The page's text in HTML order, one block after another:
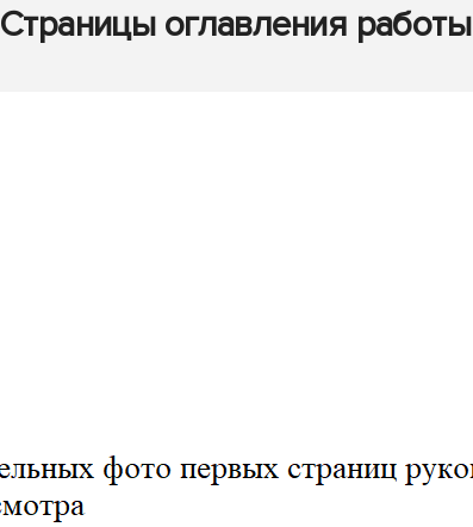
Страницы оглавления работы